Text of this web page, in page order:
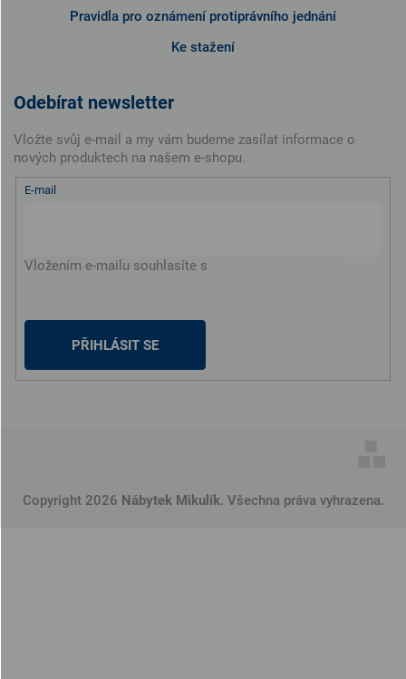
Pravidla pro oznámení protiprávního jednání
Ke stažení
Odebírat newsletter
Vložte svůj e-mail a my vám budeme zasílat informace o
nových produktech na našem e-shopu.
E-mail
Vložením e-mailu souhlasíte s
PŘIHLÁSIT SE
Copyright 2026 Nábytek Mikulík. Všechna práva vyhrazena.